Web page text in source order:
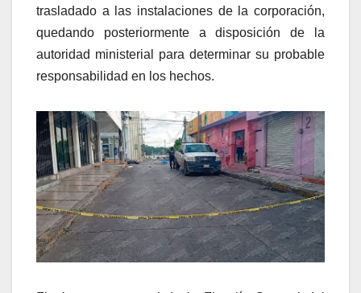
trasladado a las instalaciones de la corporación,
quedando posteriormente a disposición de la
autoridad ministerial para determinar su probable
responsabilidad en los hechos.